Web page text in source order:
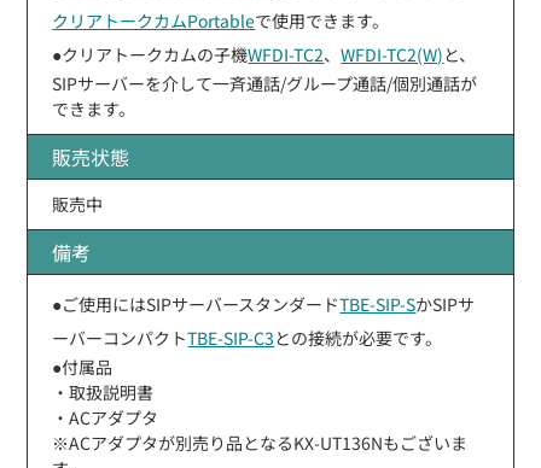
クリアトークカムPortableで使用できます。
●クリアトークカムの子機WFDI-TC2、WFDI-TC2(W)と、
SIPサーバーを介して一斉通話/グループ通話/個別通話が
できます。
販売状態
販売中
備考
●ご使用にはSIPサーバースタンダードTBE-SIP-SかSIPサ
ーバーコンパクトTBE-SIP-C3との接続が必要です。
●付属品
・取扱説明書
・ACアダプタ
※ACアダプタが別売り品となるKX-UT136Nもございま